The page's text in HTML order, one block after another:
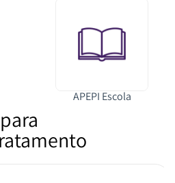
APEPI Escola